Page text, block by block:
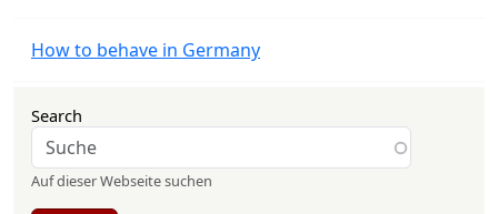
How to behave in Germany
Search
Auf dieser Webseite suchen